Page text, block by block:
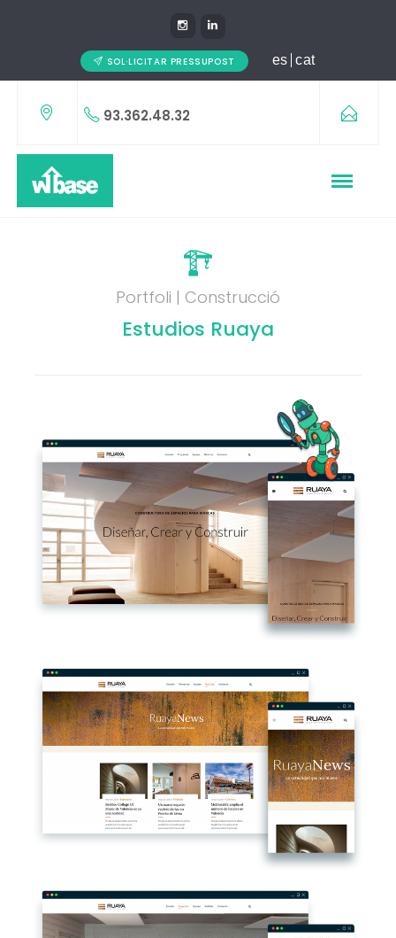
SOL·LICITAR PRESSUPOST es cat
93.362.48.32
Portfoli | Construcció
Estudios Ruaya